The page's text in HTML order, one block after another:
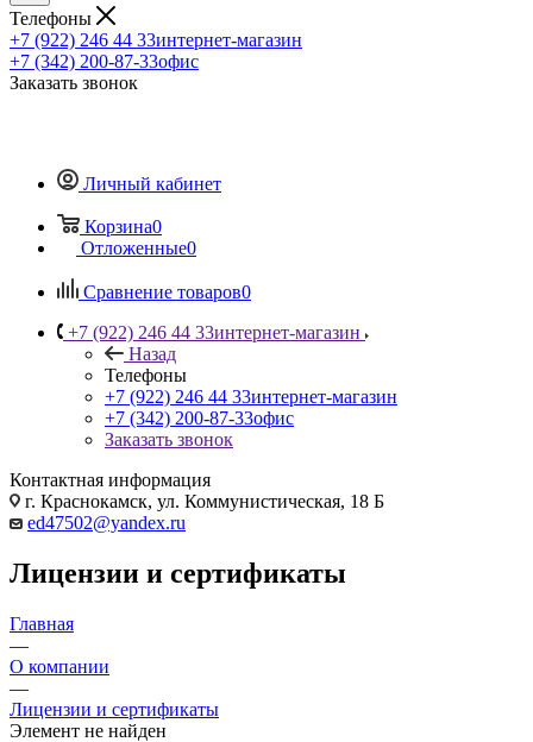
Телефоны
+7 (922) 246 44 33интернет-магазин
+7 (342) 200-87-33офис
Заказать звонок
Личный кабинет
Корзина0
Отложенные0
Сравнение товаров0
+7 (922) 246 44 33интернет-магазин
Назад
Телефоны
+7 (922) 246 44 33интернет-магазин
+7 (342) 200-87-33офис
Заказать звонок
Контактная информация
г. Краснокамск, ул. Коммунистическая, 18 Б
ed47502@yandex.ru
Лицензии и сертификаты
Главная
—
О компании
—
Лицензии и сертификаты
Элемент не найден